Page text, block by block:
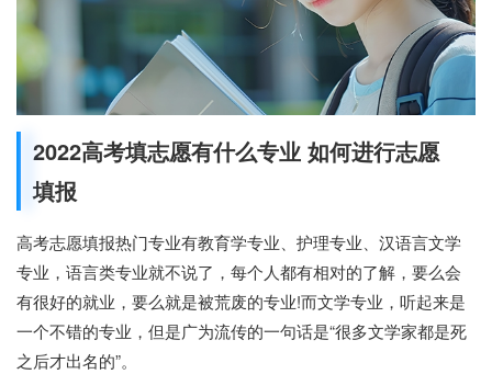
2022高考填志愿有什么专业 如何进行志愿
填报
高考志愿填报热门专业有教育学专业、护理专业、汉语言文学
专业，语言类专业就不说了，每个人都有相对的了解，要么会
有很好的就业，要么就是被荒废的专业!而文学专业，听起来是
一个不错的专业，但是广为流传的一句话是“很多文学家都是死
之后才出名的”。